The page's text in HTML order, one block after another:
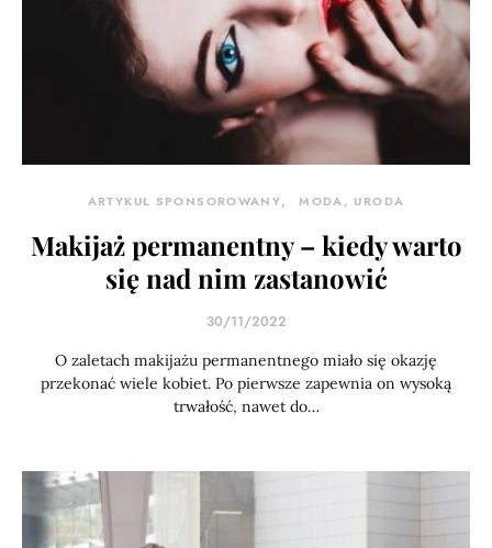
ARTYKUŁ SPONSOROWANY MODA, URODA
Makijaż permanentny – kiedy warto
się nad nim zastanowić
30/11/2022
O zaletach makijażu permanentnego miało się okazję
przekonać wiele kobiet. Po pierwsze zapewnia on wysoką
trwałość, nawet do…